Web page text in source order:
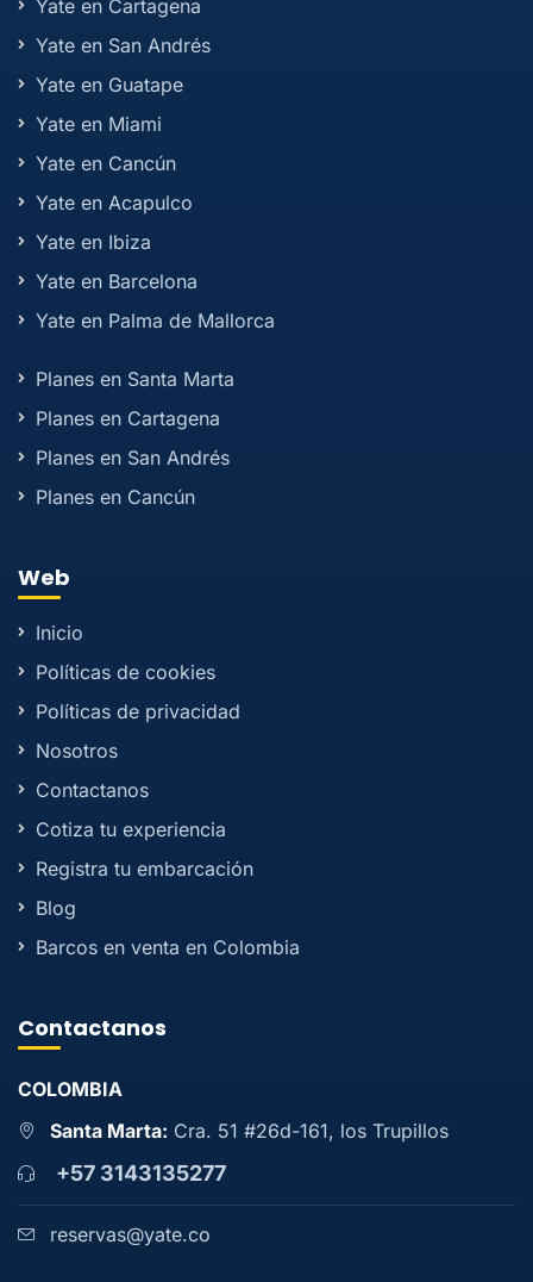
Yate en Cartagena
Yate en San Andrés
Yate en Guatape
Yate en Miami
Yate en Cancún
Yate en Acapulco
Yate en Ibiza
Yate en Barcelona
Yate en Palma de Mallorca
Planes en Santa Marta
Planes en Cartagena
Planes en San Andrés
Planes en Cancún
Web
Inicio
Políticas de cookies
Políticas de privacidad
Nosotros
Contactanos
Cotiza tu experiencia
Registra tu embarcación
Blog
Barcos en venta en Colombia
Contactanos
COLOMBIA
Santa Marta: Cra. 51 #26d-161, los Trupillos
+57 3143135277
reservas@yate.co